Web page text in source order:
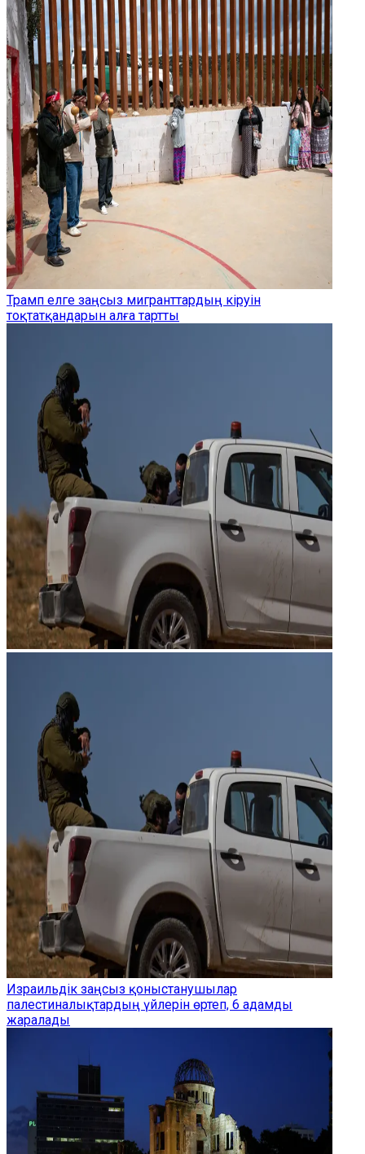
Трамп елге заңсыз мигранттардың кіруін
тоқтатқандарын алға тартты
Израильдік заңсыз қоныстанушылар
палестиналықтардың үйлерін өртеп, 6 адамды
жаралады